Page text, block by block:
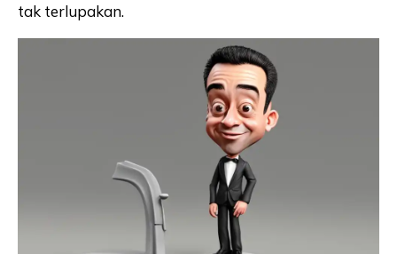
tak terlupakan.